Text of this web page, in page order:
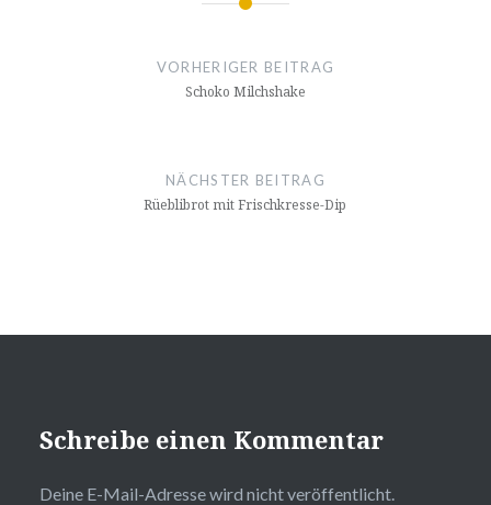
Beitragsnavigation
VORHERIGER BEITRAG
Schoko Milchshake
NÄCHSTER BEITRAG
Rüeblibrot mit Frischkresse-Dip
Schreibe einen Kommentar
Deine E-Mail-Adresse wird nicht veröffentlicht.